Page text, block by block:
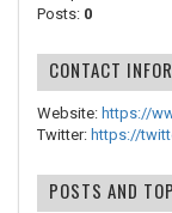
Posts: 0
CONTACT
Website: https://
Twitter: https://
POSTS AND